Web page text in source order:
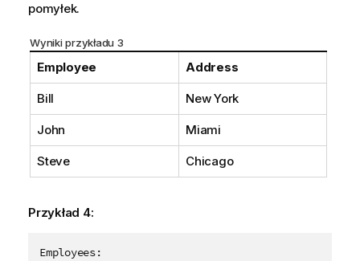
pomyłek.
Wyniki przykładu 3
Employee Address
Bill New York
John Miami
Steve Chicago
Przykład 4:
Employees: